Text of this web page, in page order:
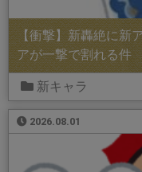
【衝撃】新轟絶に新
アが一撃で割れる件
新キャラ
2026.08.01